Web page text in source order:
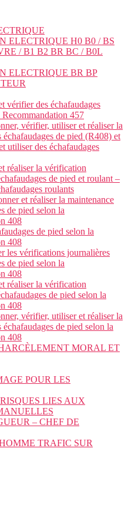
ELECTRIQUE H0 B0 / BS
/ B1 B2 BR BC / B0L
ELECTRIQUE BR BP
vérifier des échafaudages
457
vérifier, utiliser et réaliser la
échafaudages de pied (R408) et
utiliser des échafaudages
réaliser la vérification
de pied et roulant –
roulants
et réaliser la maintenance
de pied selon la
408
de pied selon la
408
les vérifications journalières
de pied selon la
408
réaliser la vérification
de pied selon la
408
vérifier, utiliser et réaliser la
échafaudages de pied selon la
408
MORAL ET
POUR LES
LIES AUX
– CHEF DE
TRAFIC SUR